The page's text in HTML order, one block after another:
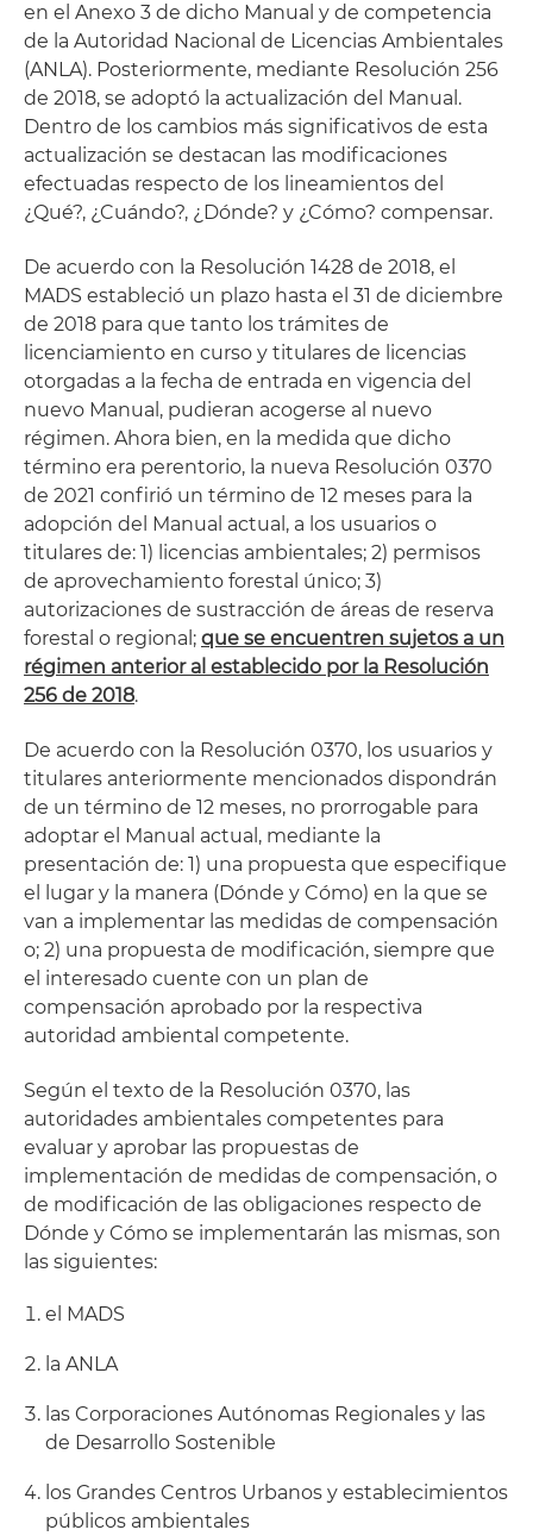
en el Anexo 3 de dicho Manual y de competencia
de la Autoridad Nacional de Licencias Ambientales
(ANLA). Posteriormente, mediante Resolución 256
de 2018, se adoptó la actualización del Manual.
Dentro de los cambios más significativos de esta
actualización se destacan las modificaciones
efectuadas respecto de los lineamientos del
¿Qué?, ¿Cuándo?, ¿Dónde? y ¿Cómo? compensar.
De acuerdo con la Resolución 1428 de 2018, el
MADS estableció un plazo hasta el 31 de diciembre
de 2018 para que tanto los trámites de
licenciamiento en curso y titulares de licencias
otorgadas a la fecha de entrada en vigencia del
nuevo Manual, pudieran acogerse al nuevo
régimen. Ahora bien, en la medida que dicho
término era perentorio, la nueva Resolución 0370
de 2021 confirió un término de 12 meses para la
adopción del Manual actual, a los usuarios o
titulares de: 1) licencias ambientales; 2) permisos
de aprovechamiento forestal único; 3)
autorizaciones de sustracción de áreas de reserva
forestal o regional; que se encuentren sujetos a un
régimen anterior al establecido por la Resolución
256 de 2018.
De acuerdo con la Resolución 0370, los usuarios y
titulares anteriormente mencionados dispondrán
de un término de 12 meses, no prorrogable para
adoptar el Manual actual, mediante la
presentación de: 1) una propuesta que especifique
el lugar y la manera (Dónde y Cómo) en la que se
van a implementar las medidas de compensación
o; 2) una propuesta de modificación, siempre que
el interesado cuente con un plan de
compensación aprobado por la respectiva
autoridad ambiental competente.
Según el texto de la Resolución 0370, las
autoridades ambientales competentes para
evaluar y aprobar las propuestas de
implementación de medidas de compensación, o
de modificación de las obligaciones respecto de
Dónde y Cómo se implementarán las mismas, son
las siguientes:
el MADS
la ANLA
las Corporaciones Autónomas Regionales y las
de Desarrollo Sostenible
los Grandes Centros Urbanos y establecimientos
públicos ambientales